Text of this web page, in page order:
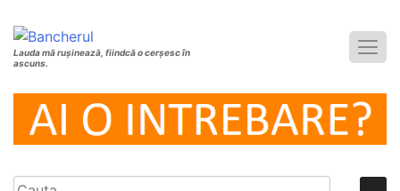
Lauda mă rușinează, fiindcă o cerșesc în
ascuns.